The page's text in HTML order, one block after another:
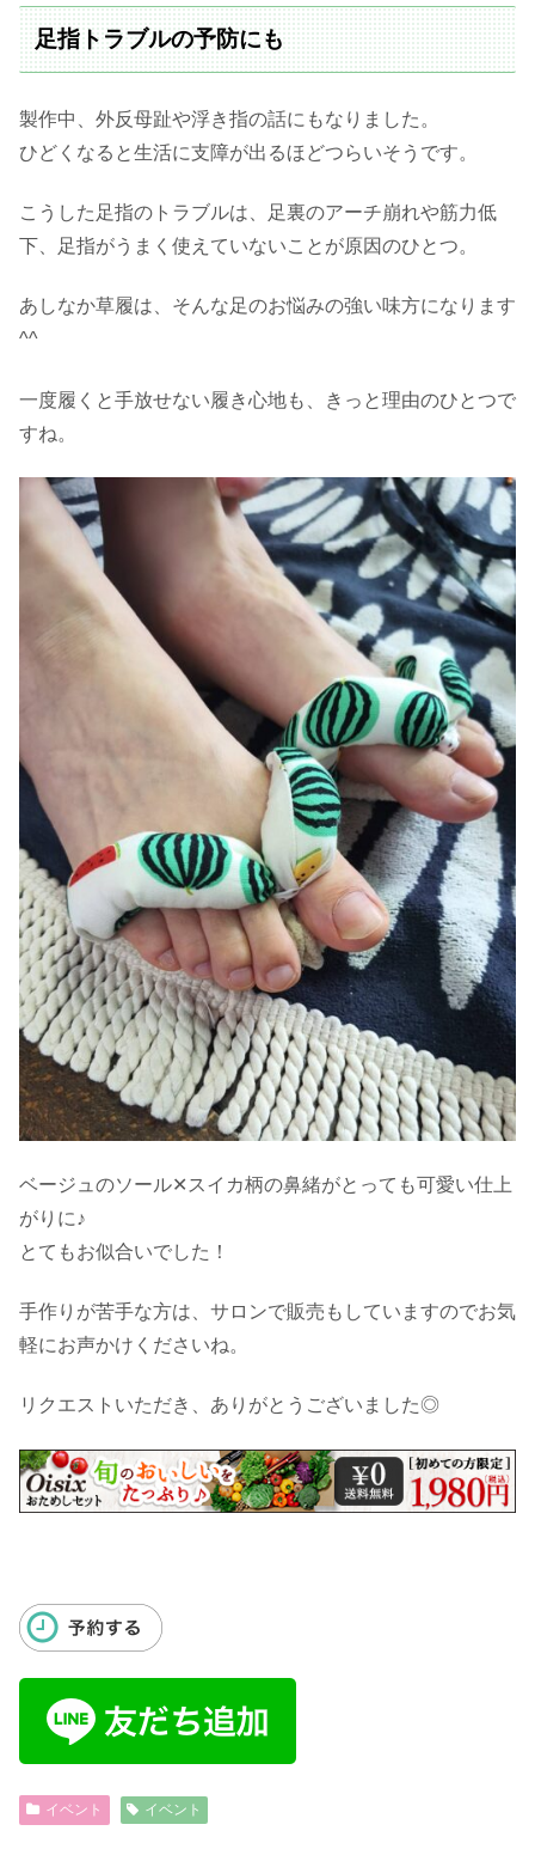
足指トラブルの予防にも
製作中、外反母趾や浮き指の話にもなりました。
ひどくなると生活に支障が出るほどつらいそうです。
こうした足指のトラブルは、足裏のアーチ崩れや筋力低
下、足指がうまく使えていないことが原因のひとつ。
あしなか草履は、そんな足のお悩みの強い味方になります
^^
一度履くと手放せない履き心地も、きっと理由のひとつで
すね。
ベージュのソール✕スイカ柄の鼻緒がとっても可愛い仕上
がりに♪
とてもお似合いでした！
手作りが苦手な方は、サロンで販売もしていますのでお気
軽にお声かけくださいね。
リクエストいただき、ありがとうございました◎
イベント イベント